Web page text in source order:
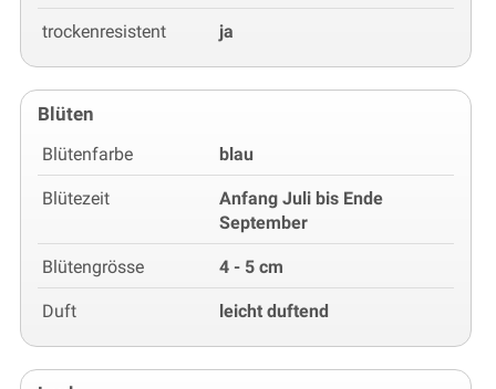
trockenresistent ja
Blüten
Blütenfarbe blau
Blütezeit
Anfang Juli bis Ende
September
Blütengrösse 4 - 5 cm
Duft leicht duftend